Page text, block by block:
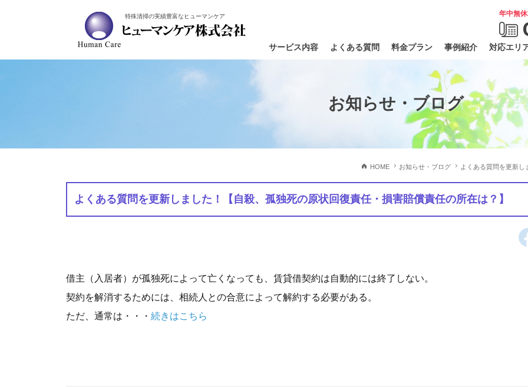
特殊清掃の実績豊富なヒューマンケア
サービス内容 よくある質問 料金プラン 事例紹介 対応エリ
年中無休
お知らせ・ブログ
HOME お知らせ・ブログ よくある質問を更新
よくある質問を更新しました！【自殺、孤独死の原状回復責任・損害賠償責任の所在は？】
借主（入居者）が孤独死によって亡くなっても、賃貸借契約は自動的には終了しない。
契約を解消するためには、相続人との合意によって解約する必要がある。
ただ、通常は・・・ 続きはこちら